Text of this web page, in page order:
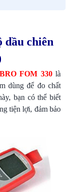
dầu chiên
FOM 330là
dùng để đo chất
bạn có thể biết
tiện lợi, đảm bảo